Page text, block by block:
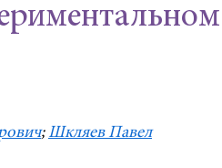
; Шкляев Павел